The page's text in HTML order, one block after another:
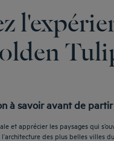
à savoir avant de partir
et apprécier les paysages qui
l’architecture des plus belles villes